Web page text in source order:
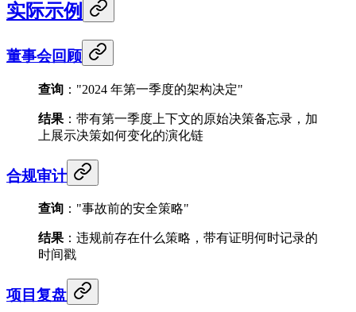
实际示例
董事会回顾
查询 ："2024 年第一季度的架构决定"
结果 ：带有第一季度上下文的原始决策备忘录，加
上展示决策如何变化的演化链
合规审计
查询 ："事故前的安全策略"
结果 ：违规前存在什么策略，带有证明何时记录的
时间戳
项目复盘